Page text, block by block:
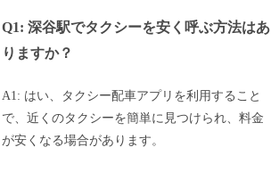
Q1: 深谷駅でタクシーを安く呼ぶ方法はあ
りますか？
A1: はい、タクシー配車アプリを利用すること
で、近くのタクシーを簡単に見つけられ、料金
が安くなる場合があります。